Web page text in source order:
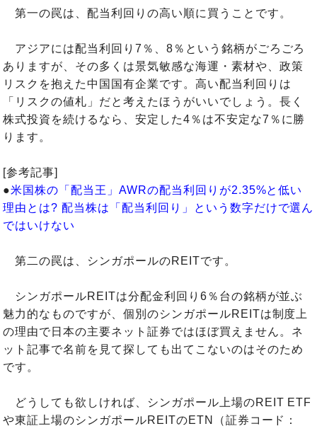
第一の罠は、配当利回りの高い順に買うことです。
アジアには配当利回り7％、8％という銘柄がごろごろ
ありますが、その多くは景気敏感な海運・素材や、政策
リスクを抱えた中国国有企業です。高い配当利回りは
「リスクの値札」だと考えたほうがいいでしょう。長く
株式投資を続けるなら、安定した4％は不安定な7％に勝
ります。
[参考記事]
●米国株の「配当王」AWRの配当利回りが2.35%と低い
理由とは? 配当株は「配当利回り」という数字だけで選ん
ではいけない
第二の罠は、シンガポールのREITです。
シンガポールREITは分配金利回り6％台の銘柄が並ぶ
魅力的なものですが、個別のシンガポールREITは制度上
の理由で日本の主要ネット証券ではほぼ買えません。ネ
ット記事で名前を見て探しても出てこないのはそのため
です。
どうしても欲しければ、シンガポール上場のREIT ETF
や東証上場のシンガポールREITのETN（証券コード：